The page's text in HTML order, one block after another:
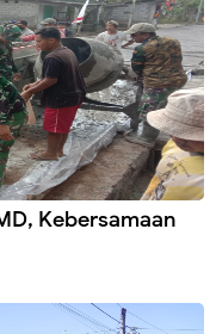
Kebersamaan